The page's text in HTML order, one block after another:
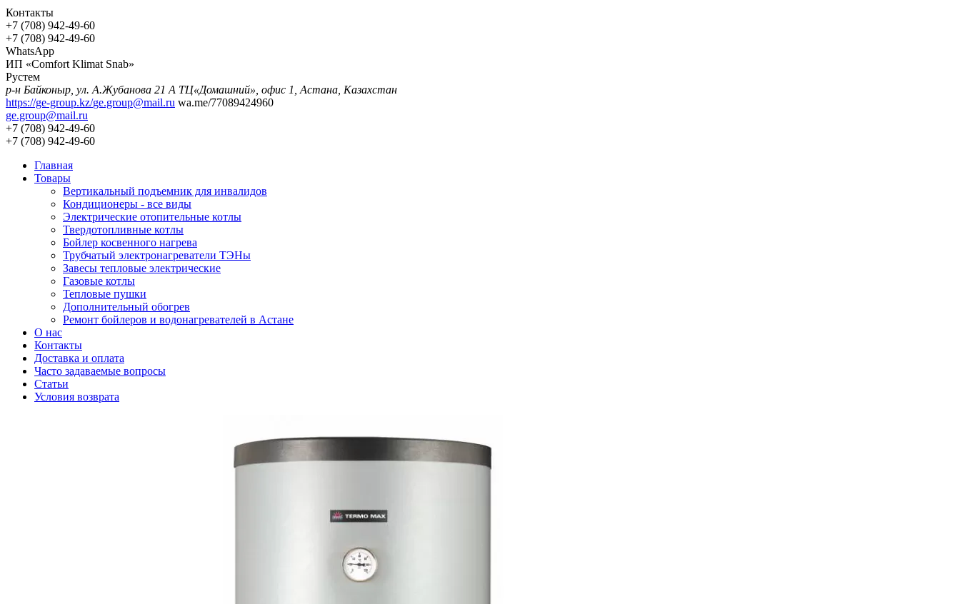
Контакты
+7 (708) 942-49-60
+7 (708) 942-49-60
WhatsApp
ИП «Comfort Klimat Snab»
Рустем
р-н Байконыр, ул. А.Жубанова 21 А ТЦ«Домашний», офис 1, Астана, Казахстан
https://ge-group.kz/ge.group@mail.ru wa.me/77089424960
ge.group@mail.ru
+7 (708) 942-49-60
+7 (708) 942-49-60
Главная
Товары
Вертикальный подъемник для инвалидов
Кондиционеры - все виды
Электрические отопительные котлы
Твердотопливные котлы
Бойлер косвенного нагрева
Трубчатый электронагреватели ТЭНы
Завесы тепловые электрические
Газовые котлы
Тепловые пушки
Дополнительный обогрев
Ремонт бойлеров и водонагревателей в Астане
О нас
Контакты
Доставка и оплата
Часто задаваемые вопросы
Статьи
Условия возврата